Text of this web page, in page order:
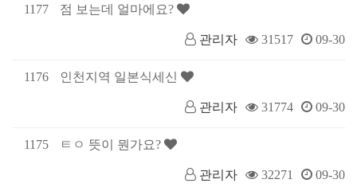
1177 점 보는데 얼마에요?
관리자 31517 09-30
1176 인천지역 일본식세신
관리자 31774 09-30
1175 ㅌㅇ 뜻이 뭔가요?
관리자 32271 09-30